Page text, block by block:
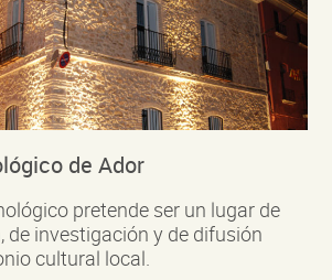
de Ador
pretende ser un lugar de
de investigación y de difusión
cultural local.